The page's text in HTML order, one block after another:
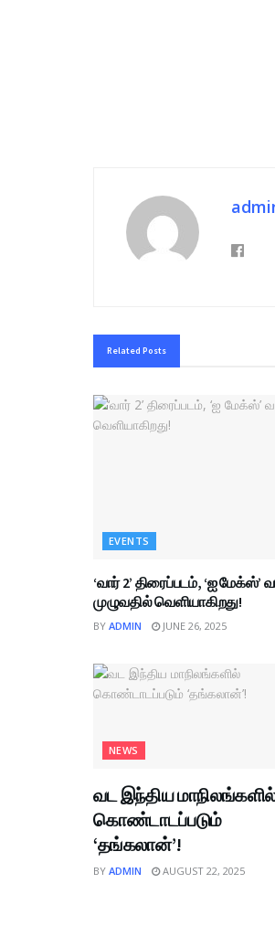
Related Posts
EVENTS
‘வார் 2’ திரைப்படம், ‘ஐ மேக்ஸ்’
முழுவதில் வெளியாகிறது!
BY ADMIN JUNE 26, 2025
NEWS
வட இந்திய
கொண்டாடப்படும்
‘தங்கலான்’!
BY ADMIN AUGUST 22, 2025